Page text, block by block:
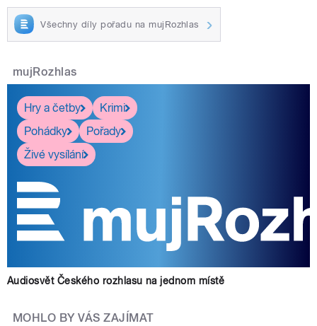
Všechny díly pořadu na mujRozhlas
mujRozhlas
Hry a četby
Krimi
Pohádky
Pořady
Živé vysílání
Audiosvět Českého rozhlasu na jednom místě
MOHLO BY VÁS ZAJÍMAT